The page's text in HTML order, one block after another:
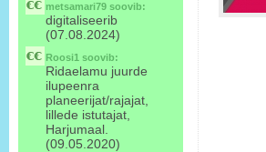
metsamari79 soovib:
digitaliseerib
(07.08.2024)
Roosi1 soovib:
Ridaelamu juurde
ilupeenra
planeerijat/rajajat,
lillede istutajat,
Harjumaal.
(09.05.2020)